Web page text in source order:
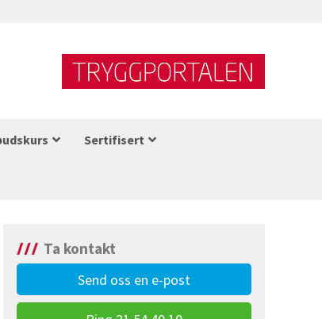
Sertifisert
Ta kontakt
Send oss en e-post